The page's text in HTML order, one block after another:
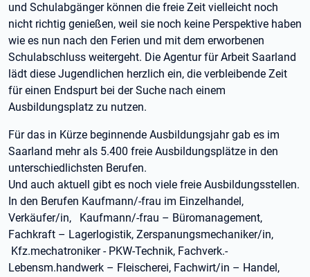
und Schulabgänger können die freie Zeit vielleicht noch
nicht richtig genießen, weil sie noch keine Perspektive haben
wie es nun nach den Ferien und mit dem erworbenen
Schulabschluss weitergeht. Die Agentur für Arbeit Saarland
lädt diese Jugendlichen herzlich ein, die verbleibende Zeit
für einen Endspurt bei der Suche nach einem
Ausbildungsplatz zu nutzen.
Für das in Kürze beginnende Ausbildungsjahr gab es im
Saarland mehr als 5.400 freie Ausbildungsplätze in den
unterschiedlichsten Berufen.
Und auch aktuell gibt es noch viele freie Ausbildungsstellen.
In den Berufen Kaufmann/-frau im Einzelhandel,
Verkäufer/in, Kaufmann/-frau – Büromanagement,
Fachkraft – Lagerlogistik, Zerspanungsmechaniker/in,
Kfz.mechatroniker - PKW-Technik, Fachverk.-
Lebensm.handwerk – Fleischerei, Fachwirt/in – Handel,